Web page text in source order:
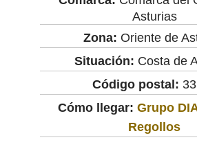
Asturias
Zona: Oriente de
Situación: Costa de
Código postal:
Cómo llegar: Grupo
Regollos